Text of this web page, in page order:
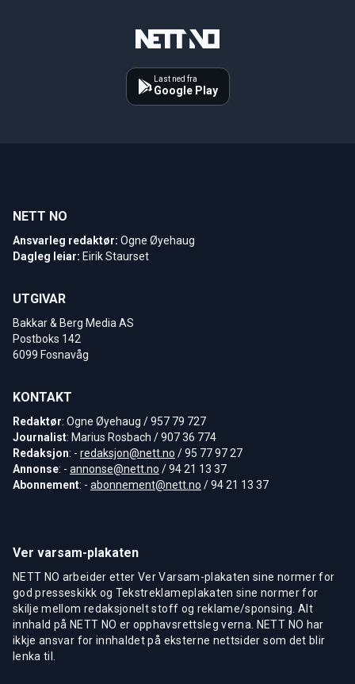
Last ned fra
Google Play
NETT NO
Ansvarleg redaktør: Ogne Øyehaug
Dagleg leiar: Eirik Staurset
UTGIVAR
Bakkar & Berg Media AS
Postboks 142
6099 Fosnavåg
KONTAKT
Redaktør: Ogne Øyehaug / 957 79 727
Journalist: Marius Rosbach / 907 36 774
Redaksjon: - redaksjon@nett.no / 95 77 97 27
Annonse: - annonse@nett.no / 94 21 13 37
Abonnement: - abonnement@nett.no / 94 21 13 37
Ver varsam-plakaten
NETT NO arbeider etter Ver Varsam-plakaten sine normer for
god presseskikk og Tekstreklameplakaten sine normer for
skilje mellom redaksjonelt stoff og reklame/sponsing. Alt
innhald på NETT NO er opphavsrettsleg verna. NETT NO har
ikkje ansvar for innhaldet på eksterne nettsider som det blir
lenka til.